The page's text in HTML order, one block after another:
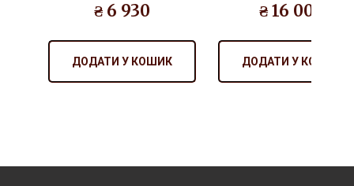
₴ 6 930
ДОДАТИ У КОШИК
₴ 16 000
ДОДАТИ У КОШИК